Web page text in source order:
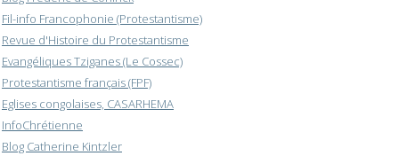
Fil-info Francophonie (Protestantisme)
Revue d'Histoire du Protestantisme
Evangéliques Tziganes (Le Cossec)
Protestantisme français (FPF)
Eglises congolaises, CASARHEMA
InfoChrétienne
Blog Catherine Kintzler